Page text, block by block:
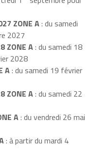
ZONE A: du samedi
2027
ZONE A: du samedi 18
2028
A: du samedi 19 février
ZONE A: du samedi 22
A: du vendredi 26 mai
: à partir du mardi 4